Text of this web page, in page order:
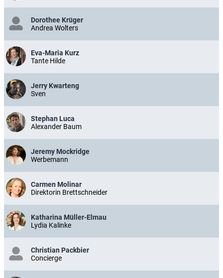
Dorothee Krüger
Andrea Wolters
Eva-Maria Kurz
Tante Hilde
Jerry Kwarteng
Sven
Stephan Luca
Alexander Baum
Jeremy Mockridge
Werbemann
Carmen Molinar
Direktorin Brettschneider
Katharina Müller-Elmau
Lydia Kalinke
Christian Packbier
Concierge